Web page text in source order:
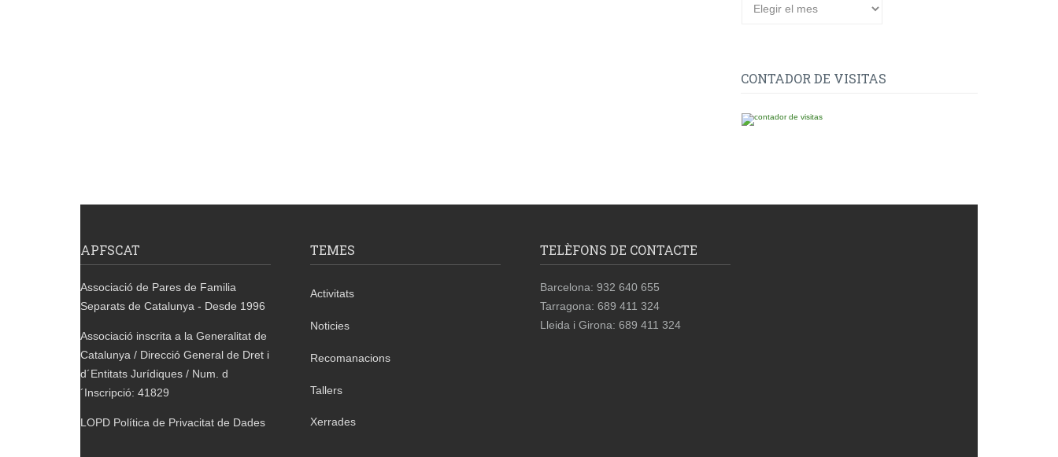
CONTADOR DE VISITAS
APFSCAT
Associació de Pares de Familia
Separats de Catalunya - Desde 1996
Associació inscrita a la Generalitat de
Catalunya / Direcció General de Dret i
d´Entitats Jurídiques / Num. d
´Inscripció: 41829
LOPD Política de Privacitat de Dades
TEMES
Activitats
Noticies
Recomanacions
Tallers
Xerrades
TELÈFONS DE CONTACTE
Barcelona: 932 640 655
Tarragona: 689 411 324
Lleida i Girona: 689 411 324